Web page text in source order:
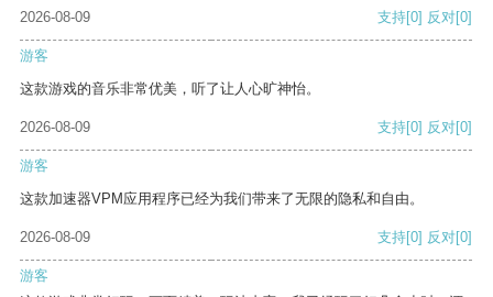
2026-08-09 支持[0] 反对[0]
游客
这款游戏的音乐非常优美，听了让人心旷神怡。
2026-08-09 支持[0] 反对[0]
游客
这款加速器VPM应用程序已经为我们带来了无限的隐私和自由。
2026-08-09 支持[0] 反对[0]
游客